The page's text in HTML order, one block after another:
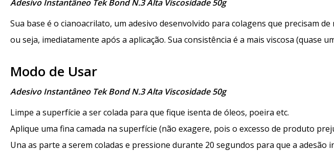
Adesivo Instantâneo Tek Bond N.3 Alta Viscosidade 50g
Sua base é o cianoacrilato, um adesivo desenvolvido para colagens que precisam
ou seja, imediatamente após a aplicação. Sua consistência é a mais viscosa (quase
Modo de Usar
Adesivo Instantâneo Tek Bond N.3 Alta Viscosidade 50g
Limpe a superfície a ser colada para que fique isenta de óleos, poeira etc.
Aplique uma fina camada na superfície (não exagere, pois o excesso de produto
Una as parte a serem coladas e pressione durante 20 segundos para que a adesão